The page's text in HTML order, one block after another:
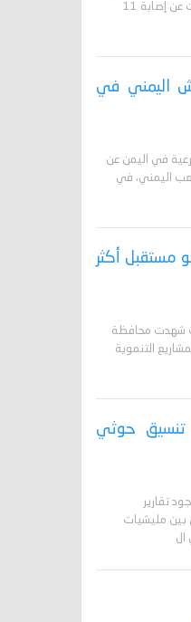
الحوثي على منطقة نجران في السعودية، أسفرت عن إصابة 11
اليمني في
في اليمن عن
اليمني، في
مستقبل أكثر
شهدت محافظة
التنموية
تنسيق حوثي
تقارير
بين مليشيات
ال